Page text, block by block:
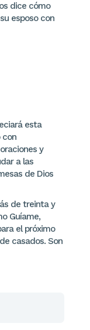
dice cómo
esposo con
esta
con
y
a las
de Dios
de treinta y
Guíame,
el próximo
casados. Son